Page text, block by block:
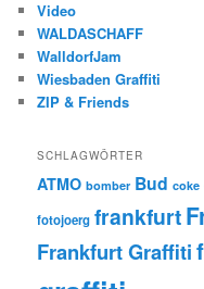
Video
WALDASCHAFF
WalldorfJam
Wiesbaden Graffiti
ZIP & Friends
SCHLAGWÖRTER
ATMO bomber Bud coke
fotojoerg frankfurt
Frankfurt Graffiti